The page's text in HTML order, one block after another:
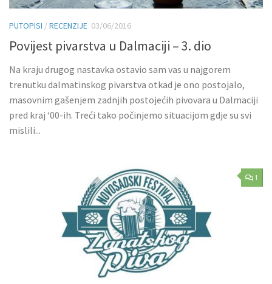
PUTOPISI /RECENZIJE 03/06/2016
Povijest pivarstva u Dalmaciji – 3. dio
Na kraju drugog nastavka ostavio sam vas u najgorem
trenutku dalmatinskog pivarstva otkad je ono postojalo,
masovnim gašenjem zadnjih postojećih pivovara u Dalmaciji
pred kraj ‘00-ih. Treći tako počinjemo situacijom gdje su svi
mislili...
1